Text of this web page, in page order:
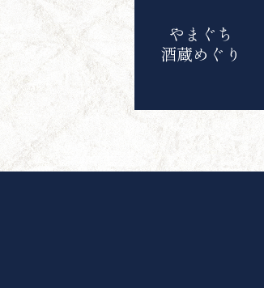
やまぐち
酒蔵めぐり